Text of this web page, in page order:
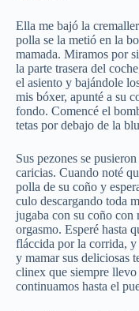
Ella me bajó la
polla se la metió en la
mamada. Miramos por
la parte trasera del
el asiento y bajándole
mis bóxer, apunté a su
fondo. Comencé el
tetas por debajo de la
Sus pezones se
caricias. Cuando noté
polla de su coño y
culo descargando toda
jugaba con su coño con
orgasmo. Esperé hasta
fláccida por la corrida, y
y mamar sus deliciosas
clinex que siempre
continuamos hasta el